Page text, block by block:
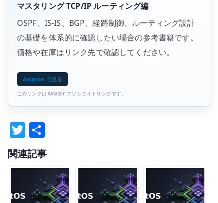
マスタリング TCP/IP ルーティング編
OSPF、IS-IS、BGP、経路制御、ルーティング設計
の基礎を体系的に確認したい場合の参考書籍です。
価格や在庫はリンク先で確認してください。
Amazon で見る
このリンクは Amazon アソシエイトリンクです。
T
w
it
te
r
有
関連記事